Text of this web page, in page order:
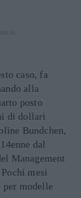
caso, fa
alla
posto
di dollari
Bundchen,
dal
Management
mesi
per modelle